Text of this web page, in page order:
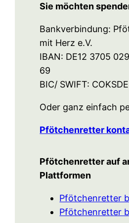
Sie möchten
Bankverbindung:
mit Herz e.V.
IBAN: DE12 3705
69
BIC/ SWIFT:
Oder ganz einfach
Pfötchenretter
Pfötchenretter auf
Plattformen
Pfötchenretter
Pfötchenretter